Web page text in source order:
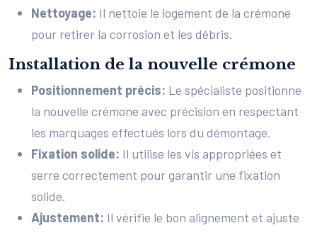
Nettoyage: Il nettoie le logement de la crémone
pour retirer la corrosion et les débris.
Installation de la nouvelle crémone
Positionnement précis: Le spécialiste positionne
la nouvelle crémone avec précision en respectant
les marquages effectués lors du démontage.
Fixation solide: Il utilise les vis appropriées et
serre correctement pour garantir une fixation
solide.
Ajustement: Il vérifie le bon alignement et ajuste